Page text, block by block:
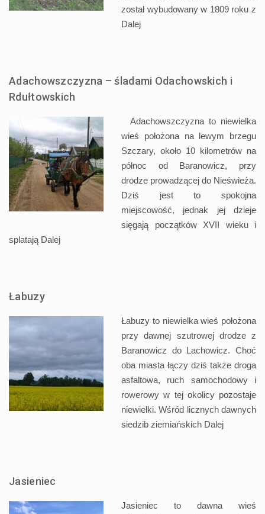
został wybudowany w 1809 roku z
Dalej
Adachowszczyzna – śladami Odachowskich i
Rdułtowskich
Adachowszczyzna to niewielka
wieś położona na lewym brzegu
Szczary, około 10 kilometrów na
północ od Baranowicz, przy
drodze prowadzącej do Nieświeża.
Dziś jest to spokojna
miejscowość, jednak jej dzieje
sięgają początków XVII wieku i
splatają Dalej
Łabuzy
Łabuzy to niewielka wieś położona
przy dawnej szutrowej drodze z
Baranowicz do Lachowicz. Choć
oba miasta łączy dziś także droga
asfaltowa, ruch samochodowy i
rowerowy w tej okolicy pozostaje
niewielki. Wśród licznych dawnych
siedzib ziemiańskich Dalej
Jasieniec
Jasieniec to dawna wieś